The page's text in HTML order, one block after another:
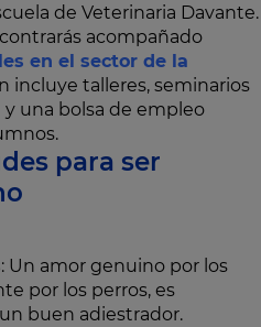
de Veterinaria Davante.
acompañado
en el sector de la
incluye talleres, seminarios
una bolsa de empleo
para ser
: Un amor genuino por los
por los perros, es
buen adiestrador.